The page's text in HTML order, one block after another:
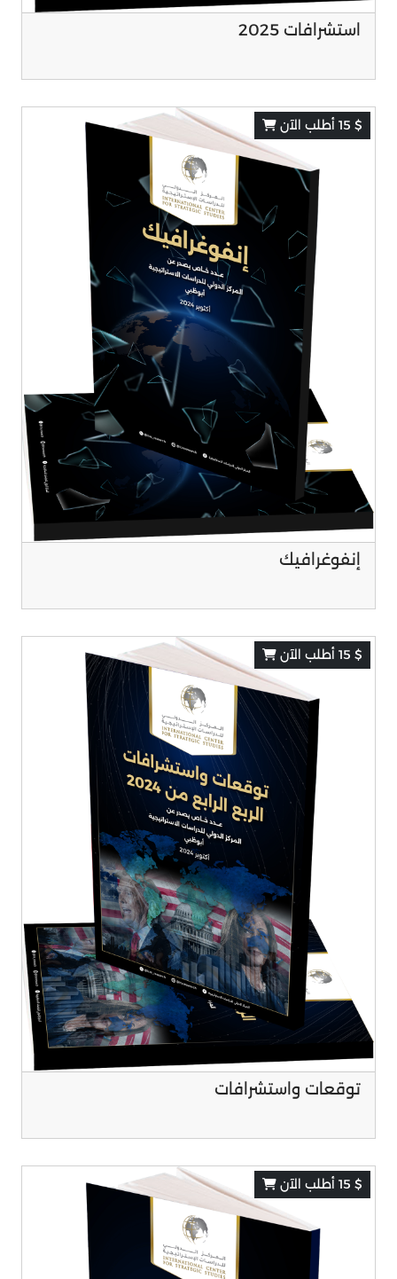
استشرافات 2025
إنفوغرافيك
$ 15 أطلب الآن
توقعات واستشرافات
$ 15 أطلب الآن
$ 15 أطلب الآن